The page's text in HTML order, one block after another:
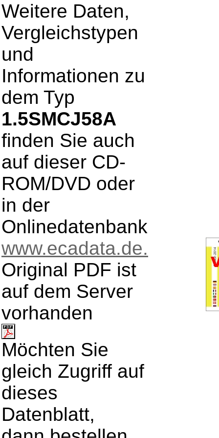
Weitere Daten,
Vergleichstypen
und
Informationen zu
dem Typ
1.5SMCJ58A
finden Sie auch
auf dieser CD-
ROM/DVD oder
in der
Onlinedatenbank
www.ecadata.de.
Original PDF ist
auf dem Server
vorhanden
Möchten Sie
gleich Zugriff auf
dieses
Datenblatt,